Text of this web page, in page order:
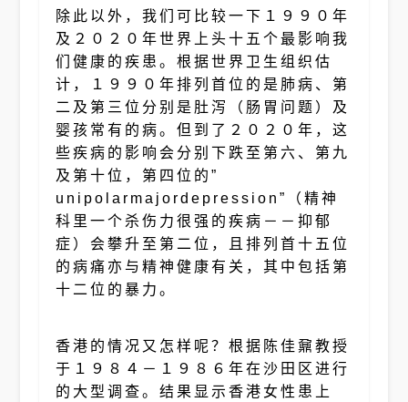
除此以外，我们可比较一下１９９０年
及２０２０年世界上头十五个最影响我
们健康的疾患。根据世界卫生组织估
计，１９９０年排列首位的是肺病、第
二及第三位分别是肚泻（肠胃问题）及
婴孩常有的病。但到了２０２０年，这
些疾病的影响会分别下跌至第六、第九
及第十位，第四位的”
unipolarmajordepression”（精神
科里一个杀伤力很强的疾病－－抑郁
症）会攀升至第二位，且排列首十五位
的病痛亦与精神健康有关，其中包括第
十二位的暴力。
香港的情况又怎样呢？根据陈佳鼐教授
于１９８４－１９８６年在沙田区进行
的大型调查。结果显示香港女性患上